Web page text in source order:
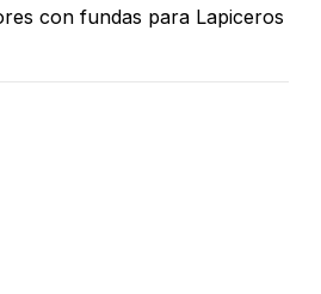
con fundas para Lapiceros